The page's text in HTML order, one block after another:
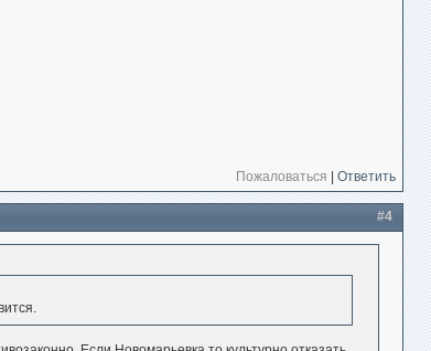
Пожаловаться | Ответить
#4